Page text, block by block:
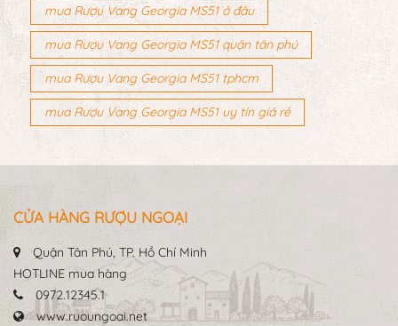
mua Rượu Vang Georgia MS51 ở đâu
mua Rượu Vang Georgia MS51 quận tân phú
mua Rượu Vang Georgia MS51 tphcm
mua Rượu Vang Georgia MS51 uy tín giá rẻ
CỬA HÀNG RƯỢU NGOẠI
Quận Tân Phú, TP. Hồ Chí Minh
HOTLINE mua hàng
0972.12345.1
www.ruoungoai.net